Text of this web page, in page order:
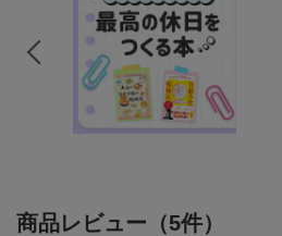
商品レビュー（5件）